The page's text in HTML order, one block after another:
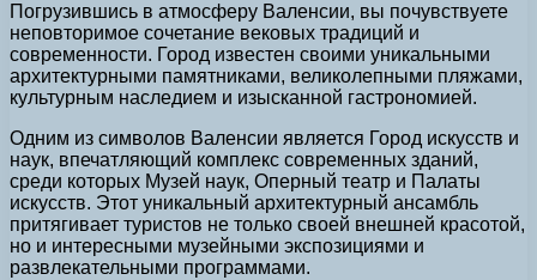
Погрузившись в атмосферу Валенсии, вы почувствуете
неповторимое сочетание вековых традиций и
современности. Город известен своими уникальными
архитектурными памятниками, великолепными пляжами,
культурным наследием и изысканной гастрономией.
Одним из символов Валенсии является Город искусств и
наук, впечатляющий комплекс современных зданий,
среди которых Музей наук, Оперный театр и Палаты
искусств. Этот уникальный архитектурный ансамбль
притягивает туристов не только своей внешней красотой,
но и интересными музейными экспозициями и
развлекательными программами.